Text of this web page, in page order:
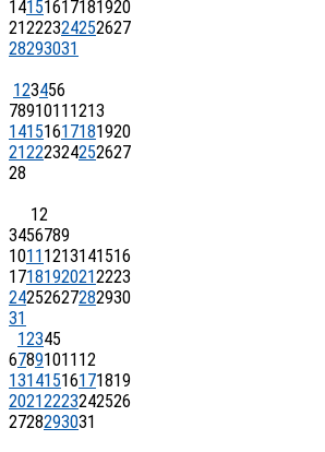
14151617181920
21222324252627
28293031
123456
7891011 1213
14151617181920
21222324252627
28
12
3456789
1011 1213141516
17181920212223
24252627282930
31
12345
67891011 12
13141516171819
20212223242526
2728293031